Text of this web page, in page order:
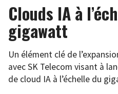
Clouds IA à
gigawatt
Un élément clé de
avec SK Telecom visant à
de cloud IA à l’échelle du